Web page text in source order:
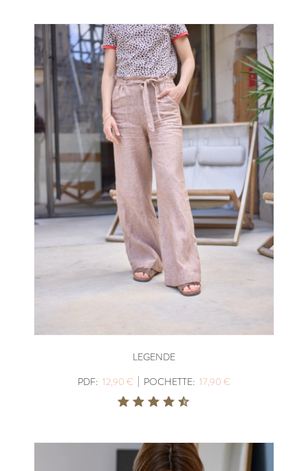
LEGENDE
PDF: 12,90 € | POCHETTE: 17,90 €